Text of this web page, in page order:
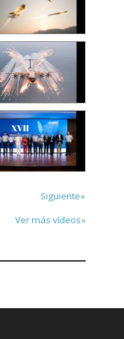
Siguiente»
Ver más vídeos»